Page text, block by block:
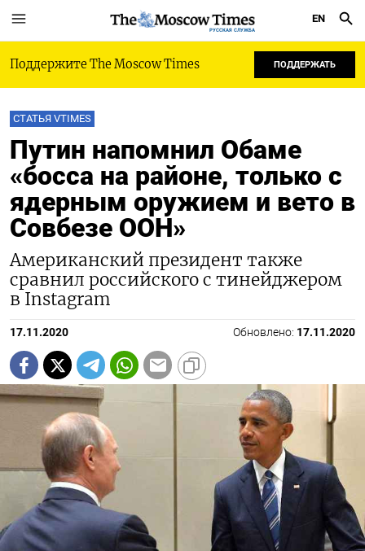
РУССКАЯ СЛУЖБА
EN
Поддержите The Moscow Times ПОДДЕРЖАТЬ
СТАТЬЯ VTIMES
Путин напомнил Обаме
«босса на районе, только с
ядерным оружием и вето в
Совбезе ООН»
Американский президент также
сравнил российского с тинейджером
в Instagram
17.11.2020 Обновлено: 17.11.2020